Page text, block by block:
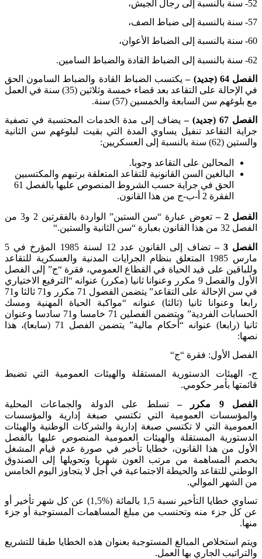
-52 سنة بالنسبة إلى رجال الجيش،
-57 سنة بالنسبة إلى ضباط الصف،
-60 سنة بالنسبة إلى الضباط الأعوان،
-62 سنة بالنسبة إلى الضباط القادة والضباط السامين.
الفصل 64 (جديد) –
يكتسب الضباط القادة والضباط السامون الحق
في الإحالة على التقاعد بعد قضاء خمسة وثلاثين (35) سنة في العمل
مع بلوغهم سن السابعة والخمسين (57) سنة
.
الفصل 67 (جديد) –
يضاف إلى مدة الخدمات المحتسبة في تصفية
جراية التقاعد تنفيل يساوي المدة التي بقيت لبلوغهم سن الثانية
والستين (62) سنة بالنسبة إلى العسكريين
:
المحالين على التقاعد وجوبا.
البالغين السن القانونية للتقاعد المتعلقة برتبهم والمكتسبين
الحق في جراية حسب الشروط المنصوص عليها بالفصل 61
الفقرة 2 أ-ب-ج من هذا القانون
.
الفصل 2 –
تعوض عبارة “سن الستين” الواردة بالفقرتين 2 و3 من
الفصل 32 من هذا القانون بعبارة “سن الثانية والستين
“.
الفصل 3 –
تضاف إلى القانون عدد 12 لسنة 1985 المؤرخ في 5
مارس 1985 المتعلق بنظام الجرايات المدنية والعسكرية للتقاعد
وللباقين على قيد الحياة في القطاع العمومي، فقرة “ج” إلى الفصل
الأول والفصل 9 مكرر وعنوانا ثانيا (مكرر) عنوانه “الترفيع الاختياري
في سن الإحالة على التقاعد” يتضمن الفصول 71 مكرر و71 ثالثا و71
رابعا وعنوانا ثانيا (ثالثا) عنوانه “مواكبة الحياة المهنية ومسك
الحسابات الفردية” ويتضمن الفصلين 71 خامسا و71 سادسا وعنوان
ثانيا (رابعا) عنوانه “أحكام مالية” يتضمن الفصل 71 (سابعا)، هذا
نصها:
الفصل الأول: فقرة “ج“
ج- الهيئات الدستورية المستقلة والهيئات العمومية التي تضبط
قائمتها بأمر حكومي.
الفصل 9 مكرر –
تسلط على الدولة والجماعات المحلية
والمؤسسات العمومية التي تكتسي صبغة إدارية والمؤسسات
العمومية التي لا تكتسي صبغة إدارية والشركات الوطنية والهيئات
الدستورية المستقلة والهيئات العمومية المنصوص عليها بالفصل
الأول من هذا القانون، خطايا تأخير في صورة عدم قيام المشغل
بخصم المساهمة من مرتب العون شهريا وتحويلها إلى الصندوق
الوطني للتقاعد والحيطة الاجتماعية في أجل لا يتجاوز اليوم الخامس
من الشهر الموالي.
تساوي خطايا التأخير نسبة 1,5 بالمائة (%1,5) عن كل شهر تأخير أو
عن كل جزء منه وتحتسب من مبلغ المساهمات المستوجبة أو جزء
منها.
ويتم استخلاص المبالغ المستوجبة بعنوان هذه الخطايا طبقا للتشريع
والتراتيب الجاري بها العمل.